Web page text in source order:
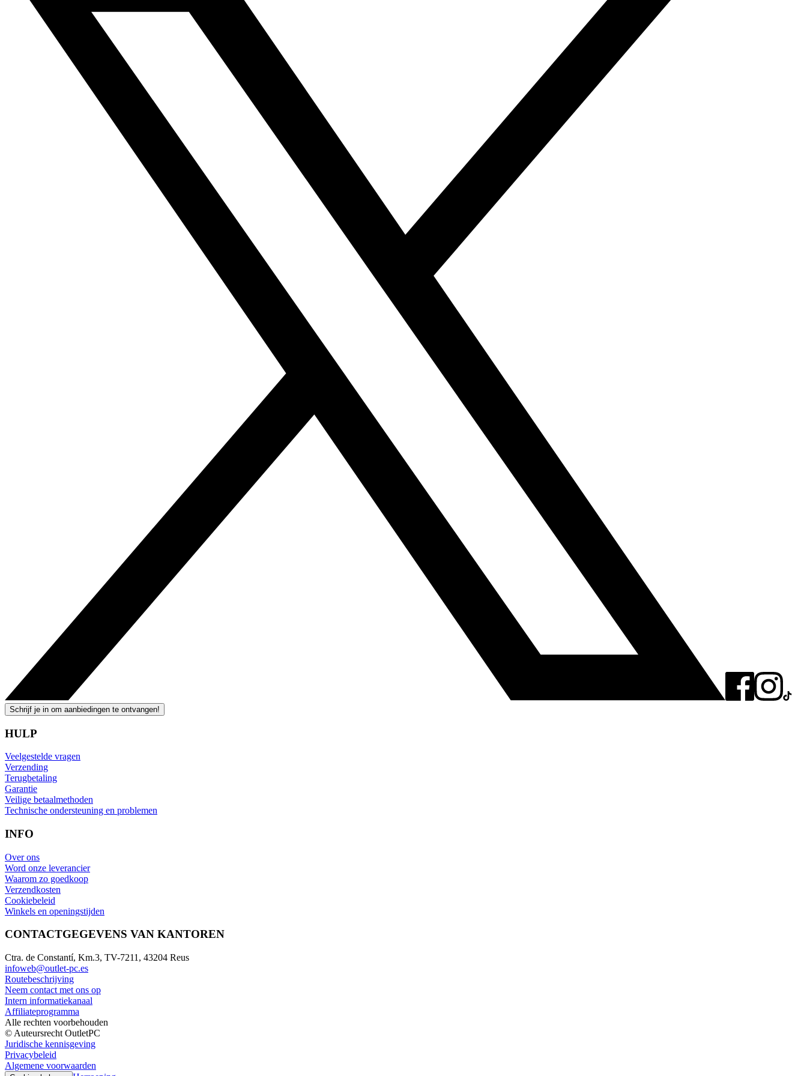
Schrijf je in om aanbiedingen te ontvangen!
HULP
Veelgestelde vragen
Verzending
Terugbetaling
Garantie
Veilige betaalmethoden
Technische ondersteuning en problemen
INFO
Over ons
Word onze leverancier
Waarom zo goedkoop
Verzendkosten
Cookiebeleid
Winkels en openingstijden
CONTACTGEGEVENS VAN KANTOREN
Ctra. de Constantí, Km.3, TV-7211, 43204 Reus
infoweb@outlet-pc.es
Routebeschrijving
Neem contact met ons op
Intern informatiekanaal
Affiliateprogramma
Alle rechten voorbehouden
© Auteursrecht OutletPC
Juridische kennisgeving
Privacybeleid
Algemene voorwaarden